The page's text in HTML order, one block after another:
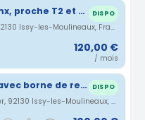
Parking Issy-les-mx, proche T2 et RER C DISPO
12 Rue Édouard Naud, 92130 Issy-les-Moulineaux, France · 3.38 km
120,00 €
/ mois
Location Parking avec borne de recharge en Sous-sol au Fort d'Issy DISPO
40 Promenade Du Verger, 92130 Issy-les-Moulineaux, France · 3.7 km